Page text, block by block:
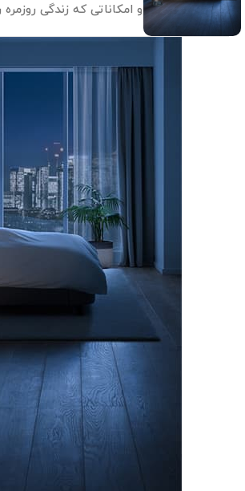
حسگرهای دقیق و امکاناتی که زندگی روزمره